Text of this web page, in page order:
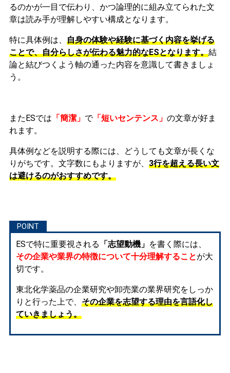
るのかが一目で伝わり、かつ論理的に組み立てられた文
章は読み手が理解しやすい構成となります。
特に具体例は、 自身の体験や経験に基づく内容を挙げる
ことで、自分らしさが伝わる魅力的なESとなります。結
論と結びつくよう軸の通った内容を意識して書きましょ
う。
またESでは 「簡潔」 で「短いセンテンス」 の文章が好ま
れます。
具体例などを説明する際には、どうしても文章が長くな
りがちです。文字数にもよりますが、 3行を超える長い文
は避けるのがおすすめです。
ESで特に重要視される 「志望動機」 を書く際には、
その企業や業界の特徴について十分理解することが大
切です。
東北化学薬品の企業研究や卸売業の業界研究をしっか
りと行った上で、 その企業を志望する理由を言語化し
ていきましょう。